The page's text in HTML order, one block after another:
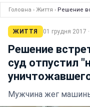
Головна › Життя › Решение
ЖИТТЯ 01 грудня 2017
Решение
суд отпустил
Мужчина жег